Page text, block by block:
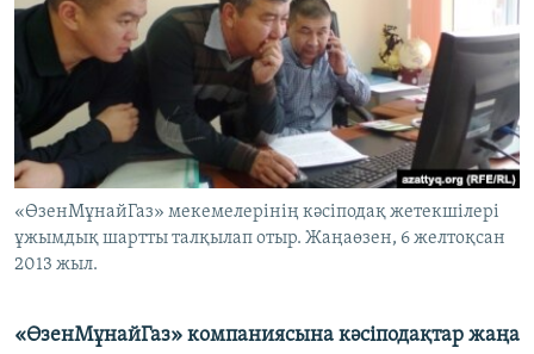
Русский
Басқа тілдерде
«ӨзенМұнайГаз» мекемелерінің кәсіподақ жетекшілері
ұжымдық шартты талқылап отыр. Жаңаөзен, 6 желтоқсан
2013 жыл.
«ӨзенМұнайГаз» компаниясына кәсіподақтар жаңа